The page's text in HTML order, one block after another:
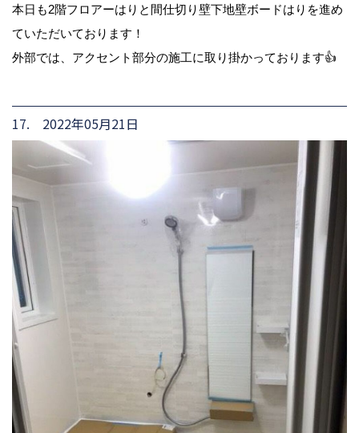
本日も2階フロアーはりと間仕切り壁下地壁ボードはりを進め
ていただいております！
外部では、アクセント部分の施工に取り掛かっております👍
17. 2022年05月21日